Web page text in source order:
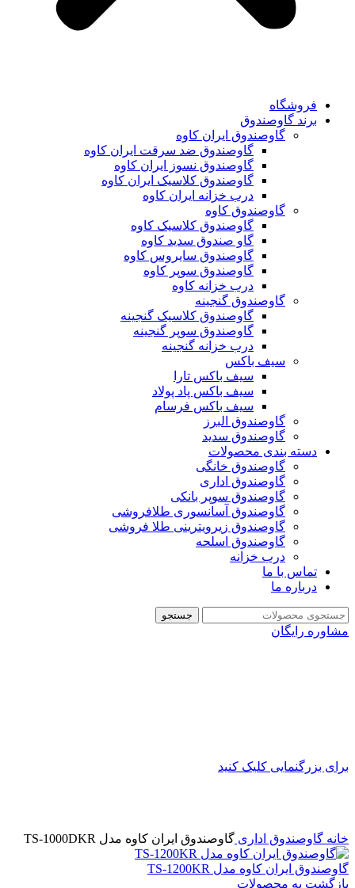
فروشگاه
برند گاوصندوق
گاوصندوق ایران کاوه
گاوصندوق ضد سرقت ایران کاوه
گاوصندوق نسوز ایران کاوه
گاوصندوق کلاسیک ایران کاوه
درب خزانه ایران کاوه
گاوصندوق کاوه
گاوصندوق کلاسیک کاوه
گاو صندوق سدید کاوه
گاوصندوق سایروس کاوه
گاوصندوق سوپر کاوه
درب خزانه کاوه
گاوصندوق گنجینه
گاوصندوق کلاسیک گنجینه
گاوصندوق سوپر گنجینه
درب خزانه گنجینه
سیف باکس
سیف باکس تارا
سیف باکس پاد پولاد
سیف باکس فرسام
گاوصندوق البرز
گاوصندوق سدید
دسته بندی محصولات
گاوصندوق خانگی
گاوصندوق اداری
گاوصندوق سوپر بانکی
گاوصندوق آسانسوری طلافروشی
گاوصندوق زیرویترینی طلا فروشی
گاوصندوق اسلحه
درب خزانه
تماس با ما
درباره ما
جستجو
مشاوره رایگان
برای بزرگنمایی کلیک کنید
خانه گاوصندوق اداری گاوصندوق ایران کاوه مدل TS-1000DKR
گاوصندوق ایران کاوه مدل TS-1200KR
بازگشت به محصولات